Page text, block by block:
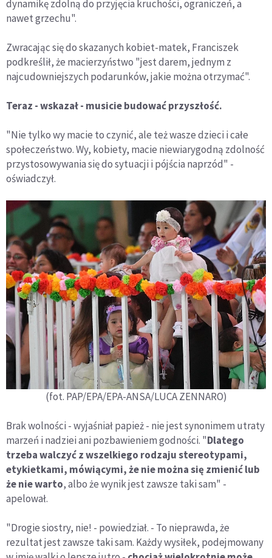
dynamikę zdolną do przyjęcia kruchości, ograniczeń, a
nawet grzechu".
Zwracając się do skazanych kobiet-matek, Franciszek
podkreślił, że macierzyństwo "jest darem, jednym z
najcudowniejszych podarunków, jakie można otrzymać".
Teraz - wskazał - musicie budować przyszłość.
"Nie tylko wy macie to czynić, ale też wasze dzieci i całe
społeczeństwo. Wy, kobiety, macie niewiarygodną zdolność
przystosowywania się do sytuacji i pójścia naprzód" -
oświadczył.
(fot. PAP/EPA/EPA-ANSA/LUCA ZENNARO)
Brak wolności - wyjaśniał papież - nie jest synonimem utraty
marzeń i nadziei ani pozbawieniem godności. "Dlatego
trzeba walczyć z wszelkiego rodzaju stereotypami,
etykietkami, mówiącymi, że nie można się zmienić lub
że nie warto, albo że wynik jest zawsze taki sam" -
apelował.
"Drogie siostry, nie! - powiedział. - To nieprawda, że
rezultat jest zawsze taki sam. Każdy wysiłek, podejmowany